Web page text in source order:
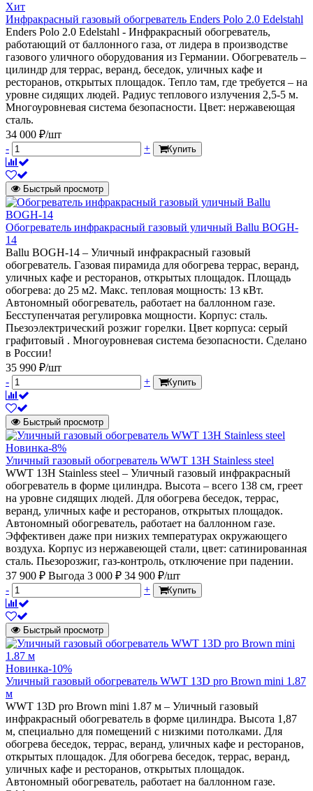
Хит
Инфракрасный газовый обогреватель Enders Polo 2.0 Edelstahl
Enders Polo 2.0 Edelstahl - Инфракрасный обогреватель,
работающий от баллонного газа, от лидера в производстве
газового уличного оборудования из Германии. Обогреватель –
цилиндр для террас, веранд, беседок, уличных кафе и
ресторанов, открытых площадок. Тепло там, где требуется – на
уровне сидящих людей. Радиус теплового излучения 2,5-5 м.
Многоуровневая система безопасности. Цвет: нержавеющая
сталь.
34 000 ₽/шт
-
+ Купить
Быстрый просмотр
Обогреватель инфракрасный газовый уличный Ballu BOGH-
14
Ballu BOGH-14 – Уличный инфракрасный газовый
обогреватель. Газовая пирамида для обогрева террас, веранд,
уличных кафе и ресторанов, открытых площадок. Площадь
обогрева: до 25 м2. Макс. тепловая мощность: 13 кВт.
Автономный обогреватель, работает на баллонном газе.
Бесступенчатая регулировка мощности. Корпус: сталь.
Пьезоэлектрический розжиг горелки. Цвет корпуса: серый
графитовый . Многоуровневая система безопасности. Сделано
в России!
35 990 ₽/шт
-
+ Купить
Быстрый просмотр
Новинка-8%
Уличный газовый обогреватель WWT 13H Stainless steel
WWT 13H Stainless steel – Уличный газовый инфракрасный
обогреватель в форме цилиндра. Высота – всего 138 см, греет
на уровне сидящих людей. Для обогрева беседок, террас,
веранд, уличных кафе и ресторанов, открытых площадок.
Автономный обогреватель, работает на баллонном газе.
Эффективен даже при низких температурах окружающего
воздуха. Корпус из нержавеющей стали, цвет: сатинированная
сталь. Пьезорозжиг, газ-контроль, отключение при падении.
37 900 ₽ Выгода 3 000 ₽ 34 900 ₽/шт
-
+ Купить
Быстрый просмотр
Новинка-10%
Уличный газовый обогреватель WWT 13D pro Brown mini 1.87
м
WWT 13D pro Brown mini 1.87 м – Уличный газовый
инфракрасный обогреватель в форме цилиндра. Высота 1,87
м, специально для помещений с низкими потолками. Для
обогрева беседок, террас, веранд, уличных кафе и ресторанов,
открытых площадок. Для обогрева беседок, террас, веранд,
уличных кафе и ресторанов, открытых площадок.
Автономный обогреватель, работает на баллонном газе.